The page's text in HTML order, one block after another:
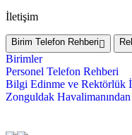
İletişim
Birim Telefon Rehberi
Birimler
Personel Telefon Rehberi
Bilgi Edinme ve Rektörlük
Zonguldak